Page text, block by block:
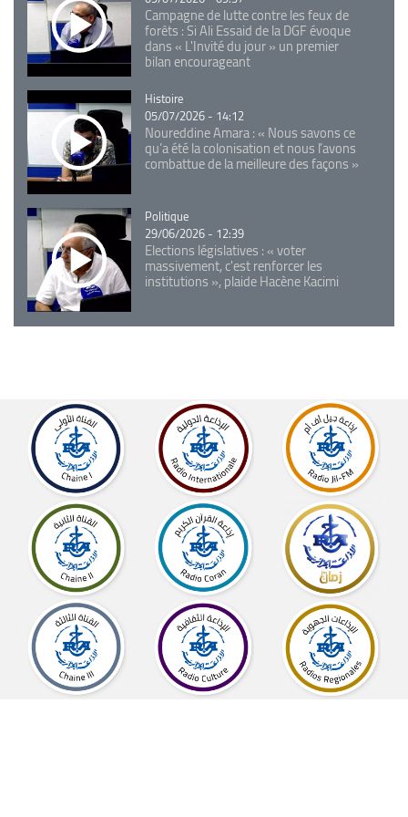
Campagne de lutte contre les feux de
forêts : Si Ali Essaid de la DGF évoque
dans « L'Invité du jour » un premier
bilan encourageant
Catégorie
Histoire
05/07/2026 - 14:12
Noureddine Amara : « Nous savons ce
qu’a été la colonisation et nous l’avons
combattue de la meilleure des façons »
Catégorie
Politique
29/06/2026 - 12:39
Elections législatives : « voter
massivement, c'est renforcer les
institutions », plaide Hacène Kacimi